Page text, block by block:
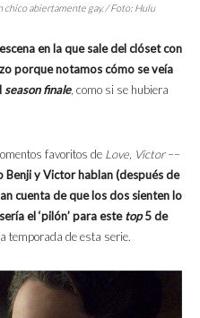
chico abiertamente gay. / Foto: Hulu
en la que sale del clóset con
porque notamos cómo se veía
season finale, como si se hubiera
favoritos de Love, Victor––
Benji y Victor hablan (después de
cuenta de que los dos sienten lo
el ‘pilón’ para estetop5 de
temporada de esta serie.